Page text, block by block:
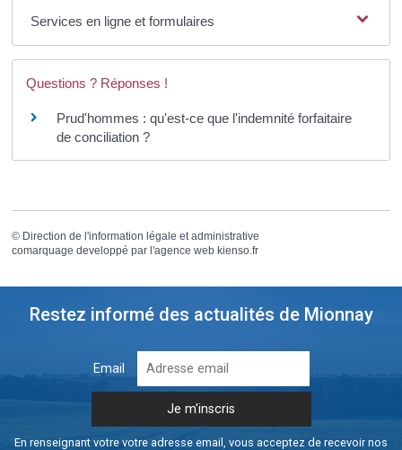
Services en ligne et formulaires
Questions ? Réponses !
Prud'hommes : qu'est-ce que l'indemnité forfaitaire
de conciliation ?
© Direction de l'information légale et administrative
comarquage developpé par l'agence web kienso.fr
Restez informé des actualités de Mionnay
Email
En renseignant votre votre adresse email, vous acceptez de recevoir nos